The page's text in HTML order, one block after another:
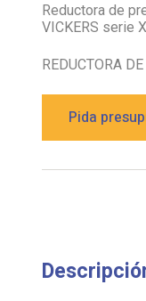
Reductora de
VICKERS serie
REDUCTORA
Pida